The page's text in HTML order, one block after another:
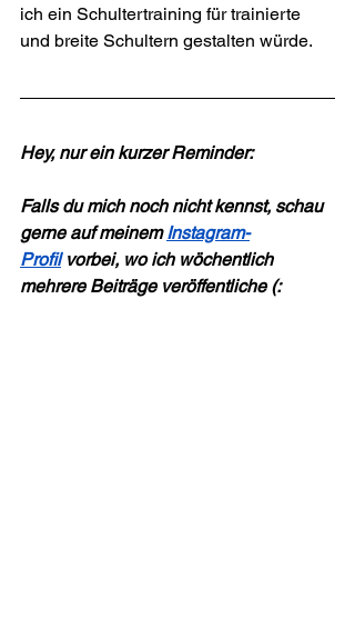
ich ein Schultertraining für trainierte
und breite Schultern gestalten würde.
Hey, nur ein kurzer Reminder:
Falls du mich noch nicht kennst, schau
gerne auf meinem Instagram-
Profil vorbei, wo ich wöchentlich
mehrere Beiträge veröffentliche (: